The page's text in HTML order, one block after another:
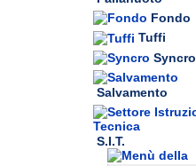
Fondo
Tuffi
Syncro
Salvamento
S.I.T.